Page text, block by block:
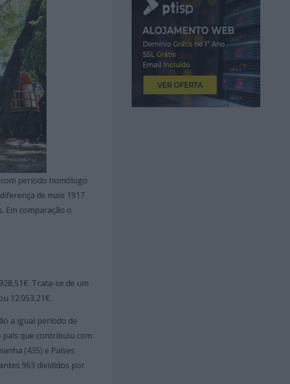
período homólogo
de mais 1917
Em comparação o
Trata-se de um
12.053,21€.
a igual período de
país que contribuiu com
(435) e Países
963 divididos por